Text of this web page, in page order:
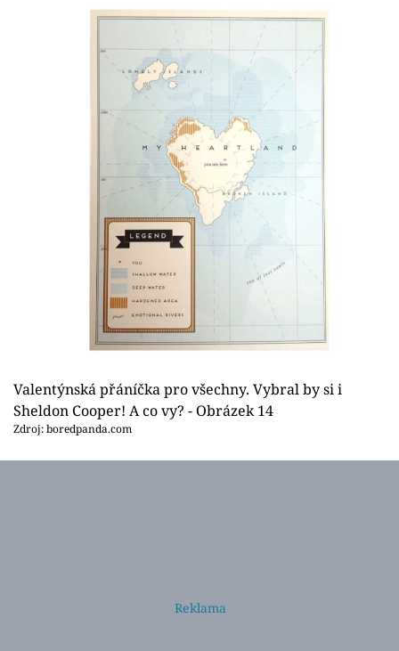
Valentýnská přáníčka pro všechny. Vybral by si i
Sheldon Cooper! A co vy? - Obrázek 14
Zdroj: boredpanda.com